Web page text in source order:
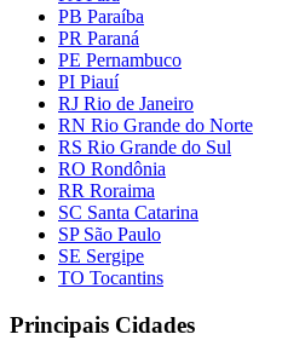
PB Paraíba
PR Paraná
PE Pernambuco
PI Piauí
RJ Rio de Janeiro
RN Rio Grande do Norte
RS Rio Grande do Sul
RO Rondônia
RR Roraima
SC Santa Catarina
SP São Paulo
SE Sergipe
TO Tocantins
Principais Cidades